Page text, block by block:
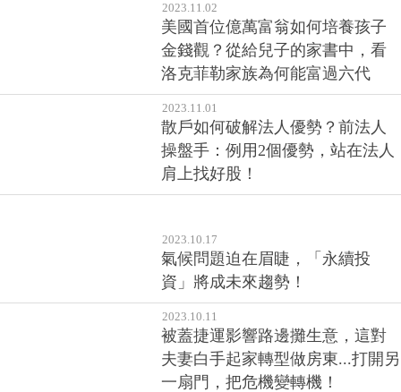
2023.11.02
美國首位億萬富翁如何培養孩子
金錢觀？從給兒子的家書中，看
洛克菲勒家族為何能富過六代
2023.11.01
散戶如何破解法人優勢？前法人
操盤手：例用2個優勢，站在法人
肩上找好股！
2023.10.17
氣候問題迫在眉睫，「永續投
資」將成未來趨勢！
2023.10.11
被蓋捷運影響路邊攤生意，這對
夫妻白手起家轉型做房東...打開另
一扇門，把危機變轉機！